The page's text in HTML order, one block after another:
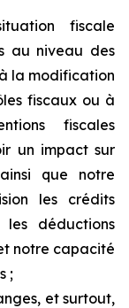
fiscale
au niveau des
la modification
fiscaux ou à
fiscales
un impact sur
que notre
les crédits
les déductions
notre capacité
;
et surtout,